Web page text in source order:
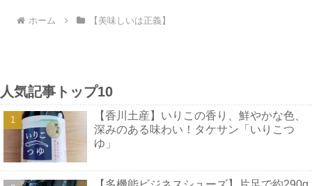
ホーム 【美味しいは正義】
人気記事トップ10
【香川土産】いりこの香り、鮮やかな色、
深みのある味わい！タケサン「いりこつ
ゆ」